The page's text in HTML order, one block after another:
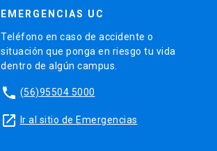
EMERGENCIAS UC
Teléfono en caso de accidente o
situación que ponga en riesgo tu vida
dentro de algún campus.
phone (56)95504 5000
launch Ir al sitio de Emergencias